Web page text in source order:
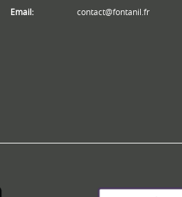
Email:
contact@fontanil.fr